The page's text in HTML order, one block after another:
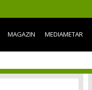
content
MAGAZIN MEDIAMETAR